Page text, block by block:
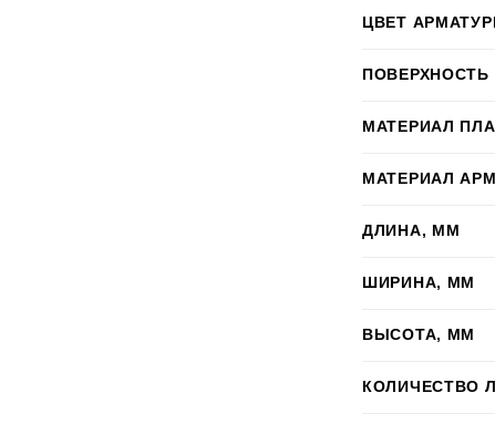
ЦВЕТ
МАТЕРИАЛ
МАТЕРИАЛ
ДЛИНА, ММ
ШИРИНА, ММ
ВЫСОТА, ММ
КОЛИЧЕСТВО